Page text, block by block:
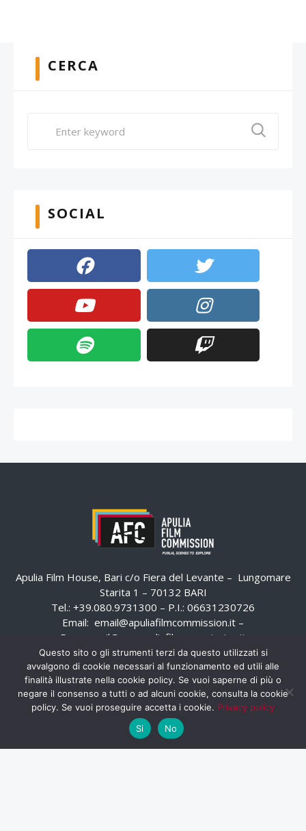
CERCA
SOCIAL
Apulia Film House, Bari c/o Fiera del Levante – Lungomare
Starita 1 – 70132 BARI
Tel.: +39.080.9731300 – P.I.: 06631230726
Email: email@apuliafilmcommission.it –
Pec:
email@pec.apuliafilmcommission.it
Questo sito o gli strumenti terzi da questo utilizzati si
avvalgono di cookie necessari al funzionamento ed utili alle
finalità illustrate nella cookie policy. Se vuoi saperne di più o
negare il consenso a tutti o ad alcuni cookie, consulta la cookie
policy. Se vuoi proseguire accetta i cookie. Privacy policy
Si
No